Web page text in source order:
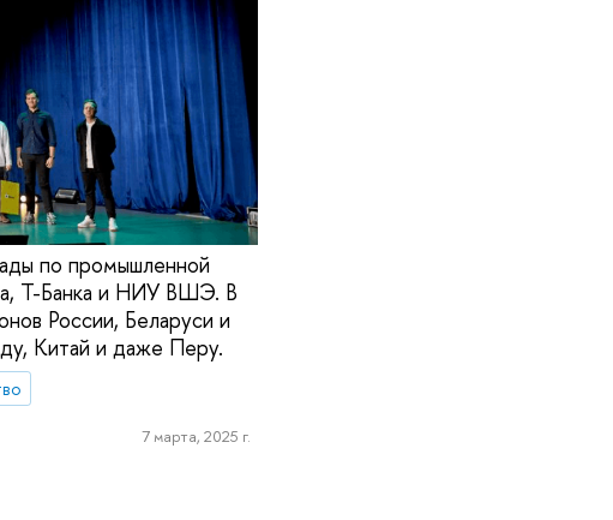
по промышленной
Т-Банка и НИУ ВШЭ. В
России, Беларуси и
Китай и даже Перу.
7 марта, 2025 г.